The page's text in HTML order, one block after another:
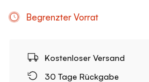
Begrenzter Vorrat
Kostenloser Versand
30 Tage Rückgabe